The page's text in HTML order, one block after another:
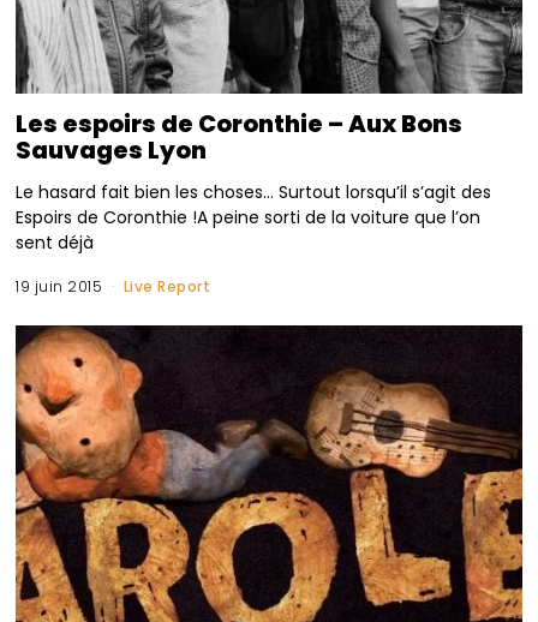
Les espoirs de Coronthie – Aux Bons
Sauvages Lyon
Le hasard fait bien les choses… Surtout lorsqu’il s’agit des
Espoirs de Coronthie !A peine sorti de la voiture que l’on
sent déjà
19 juin 2015 Live Report